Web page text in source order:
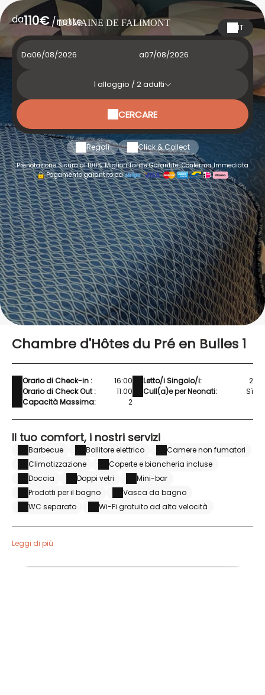
DOMAINE DE FALIMONT IT
da110€/notte
Da a
1 alloggio /2adulti
CERCARE
Regali Click & Collect
Prenotazione Sicura al 100%, Migliori Tariffe Garantite, Conferma Immediata
Pagamento garantito da
Chambre d'Hôtes du Pré en Bulles 1
Orario di Check-in :
16:00
Orario di Check Out :
11:00
Capacità Massima:
2
Letto/i Singolo/i:
2
Cull(a)e per Neonati:
Sì
Il tuo comfort, i nostri servizi
Barbecue Bollitore elettrico
Camere non fumatori
Climatizzazione
Coperte e biancheria incluse
Doccia
Doppi vetri
Mini-bar
Prodotti per il bagno
Vasca da bagno
WC separato
Wi-Fi gratuito ad alta velocità
Leggi di più